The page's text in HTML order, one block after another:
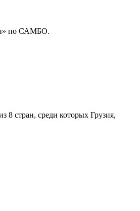
по САМБО.
стран, среди которых Грузия,